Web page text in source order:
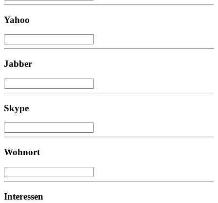
Yahoo
Jabber
Skype
Wohnort
Interessen